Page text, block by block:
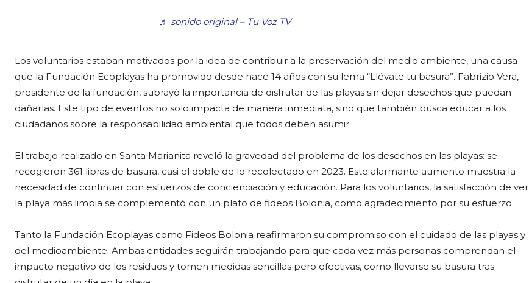
♬ sonido original – Tu Voz TV
Los voluntarios estaban motivados por la idea de contribuir a la preservación del medio ambiente, una causa
que la Fundación Ecoplayas ha promovido desde hace 14 años con su lema “Llévate tu basura”. Fabrizio Vera,
presidente de la fundación, subrayó la importancia de disfrutar de las playas sin dejar desechos que puedan
dañarlas. Este tipo de eventos no solo impacta de manera inmediata, sino que también busca educar a los
ciudadanos sobre la responsabilidad ambiental que todos deben asumir.
El trabajo realizado en Santa Marianita reveló la gravedad del problema de los desechos en las playas: se
recogieron 361 libras de basura, casi el doble de lo recolectado en 2023. Este alarmante aumento muestra la
necesidad de continuar con esfuerzos de concienciación y educación. Para los voluntarios, la satisfacción de ver
la playa más limpia se complementó con un plato de fideos Bolonia, como agradecimiento por su esfuerzo.
Tanto la Fundación Ecoplayas como Fideos Bolonia reafirmaron su compromiso con el cuidado de las playas y
del medioambiente. Ambas entidades seguirán trabajando para que cada vez más personas comprendan el
impacto negativo de los residuos y tomen medidas sencillas pero efectivas, como llevarse su basura tras